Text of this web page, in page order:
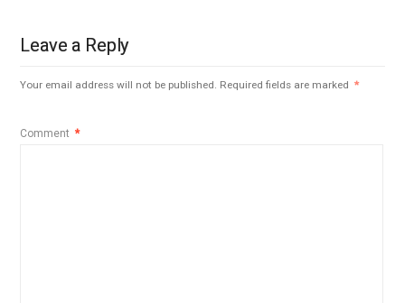
Leave a Reply
Your email address will not be published. Required fields are marked *
Comment *